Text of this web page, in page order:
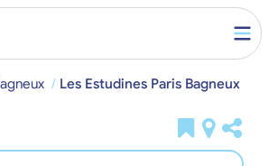
Les Estudines Paris Bagneux